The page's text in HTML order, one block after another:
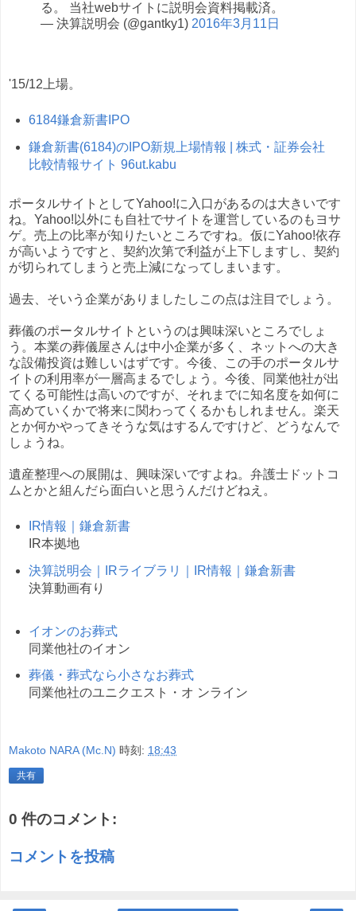
る。 当社webサイトに説明会資料掲載済。
— 決算説明会 (@gantky1) 2016年3月11日
'15/12上場。
6184鎌倉新書IPO
鎌倉新書(6184)のIPO新規上場情報 | 株式・証券会社
比較情報サイト 96ut.kabu
ポータルサイトとしてYahoo!に入口があるのは大きいです
ね。Yahoo!以外にも自社でサイトを運営しているのもヨサ
ゲ。売上の比率が知りたいところですね。仮にYahoo!依存
が高いようですと、契約次第で利益が上下しますし、契約
が切られてしまうと売上減になってしまいます。
過去、そいう企業がありましたしこの点は注目でしょう。
葬儀のポータルサイトというのは興味深いところでしょ
う。本業の葬儀屋さんは中小企業が多く、ネットへの大き
な設備投資は難しいはずです。今後、この手のポータルサ
イトの利用率が一層高まるでしょう。今後、同業他社が出
てくる可能性は高いのですが、それまでに知名度を如何に
高めていくかで将来に関わってくるかもしれません。楽天
とか何かやってきそうな気はするんですけど、どうなんで
しょうね。
遺産整理への展開は、興味深いですよね。弁護士ドットコ
ムとかと組んだら面白いと思うんだけどねえ。
IR情報｜鎌倉新書
IR本拠地
決算説明会｜IRライブラリ｜IR情報｜鎌倉新書
決算動画有り
イオンのお葬式
同業他社のイオン
葬儀・葬式なら小さなお葬式
同業他社のユニクエスト・オ ンライン
Makoto NARA (Mc.N) 時刻: 18:43
共有
0 件のコメント:
コメントを投稿